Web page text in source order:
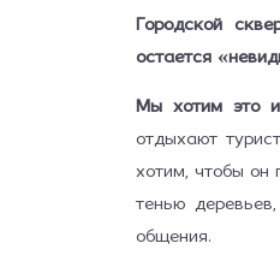
Городской
остаётся
Мы хотим это
отдыхают
хотим, чтобы он
тенью
общения.